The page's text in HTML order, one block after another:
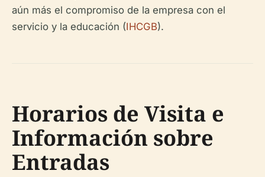
aún más el compromiso de la empresa con el
servicio y la educación (IHCGB).
Horarios de Visita e
Información sobre
Entradas